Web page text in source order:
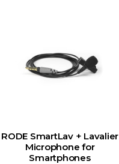
RODE SmartLav + Lavalier
Microphone for
Smartphones